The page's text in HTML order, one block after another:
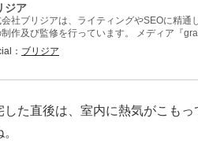
ジア
社ブリジアは、ライティングやSEOに精
修を行っています。 メディア『grape』では、主にライフハックの記事を制作し、読みやすさ
かりやすさを両立したコンテンツをお届けしま
： ブリジア
した直後は、室内に熱気がこも